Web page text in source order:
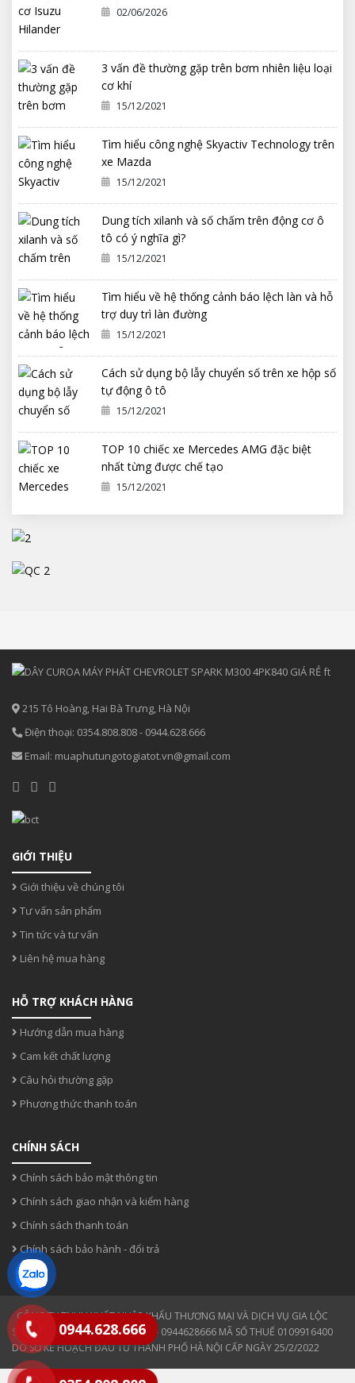
02/06/2026
3 vấn đề thường gặp trên bơm nhiên liệu loại
cơ khí
15/12/2021
Tìm hiểu công nghệ Skyactiv Technology trên
xe Mazda
15/12/2021
Dung tích xilanh và số chấm trên động cơ ô
tô có ý nghĩa gì?
15/12/2021
Tìm hiểu về hệ thống cảnh báo lệch làn và hỗ
trợ duy trì làn đường
15/12/2021
Cách sử dụng bộ lẫy chuyển số trên xe hộp số
tự động ô tô
15/12/2021
TOP 10 chiếc xe Mercedes AMG đặc biệt
nhất từng được chế tạo
15/12/2021
215 Tô Hoàng, Hai Bà Trưng, Hà Nội
Điện thoại: 0354.808.808- 0944.628.666
Email: muaphutungotogiatot.vn@gmail.com
GIỚI THIỆU
Giới thiệu về chúng tôi
Tư vấn sản phẩm
Tin tức và tư vấn
Liên hệ mua hàng
HỖ TRỢ KHÁCH HÀNG
Hướng dẫn mua hàng
Cam kết chất lượng
Câu hỏi thường gặp
Phương thức thanh toán
CHÍNH SÁCH
Chính sách bảo mật thông tin
Chính sách giao nhận và kiểm hàng
Chính sách thanh toán
Chính sách bảo hành - đổi trả
CÔNG TY TNHH XUẤT NHẬP KHẨU THƯƠNG MẠI VÀ DỊCH VỤ GIA LỘC
SĐT: 0354 808 808- 0943330886- 0944628666 MÃ SỐ THUẾ 0109916400
DO SỞ KẾ HOẠCH ĐẦU TƯ THÀNH PHỐ HÀ NỘI CẤP NGÀY 25/2/2022
0944.628.666